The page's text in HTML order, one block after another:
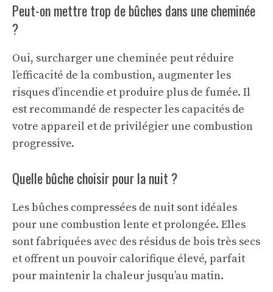
Peut-on mettre trop de bûches dans une cheminée
?
Oui, surcharger une cheminée peut réduire
l’efficacité de la combustion, augmenter les
risques d’incendie et produire plus de fumée. Il
est recommandé de respecter les capacités de
votre appareil et de privilégier une combustion
progressive.
Quelle bûche choisir pour la nuit ?
Les bûches compressées de nuit sont idéales
pour une combustion lente et prolongée. Elles
sont fabriquées avec des résidus de bois très secs
et offrent un pouvoir calorifique élevé, parfait
pour maintenir la chaleur jusqu’au matin.